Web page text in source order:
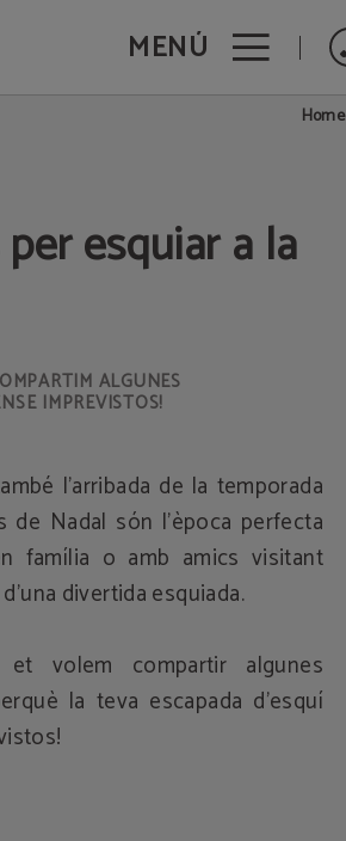
MENÚ
Home
esquiar a la
ALGUNES
IMPREVISTOS!
l’arribada de la temporada
de Nadal són l’època perfecta
família o amb amics visitant
divertida esquiada.
volem compartir algunes
la teva escapada d’esquí